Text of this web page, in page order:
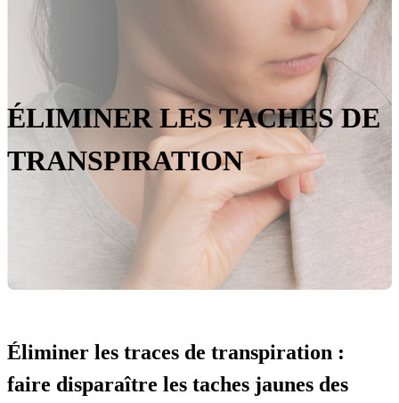
ÉLIMINER LES TACHES DE
TRANSPIRATION
Éliminer les traces de transpiration :
faire disparaître les taches jaunes des